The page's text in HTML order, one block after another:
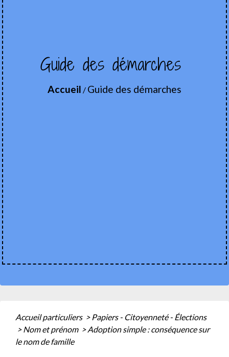
Guide des démarches
Accueil / Guide des démarches
Accueil particuliers > Papiers - Citoyenneté - Élections
> Nom et prénom > Adoption simple : conséquence sur
le nom de famille